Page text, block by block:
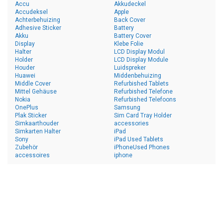
Accu
Accudeksel
Achterbehuizing
Adhesive Sticker
Akku
Akkudeckel
Apple
Back Cover
Battery
Battery Cover
Display
Halter
Holder
Houder
Huawei
Klebe Folie
LCD Display Modul
LCD Display Module
Luidspreker
Middenbehuizing
Middle Cover
Mittel Gehäuse
Nokia
OnePlus
Plak Sticker
Refurbished Tablets
Refurbished Telefone
Refurbished Telefoons
Samsung
Sim Card Tray Holder
Simkaarthouder
Simkarten Halter
Sony
Zubehör
accessoires
accessories
iPad
iPad Used Tablets
iPhoneUsed Phones
iphone